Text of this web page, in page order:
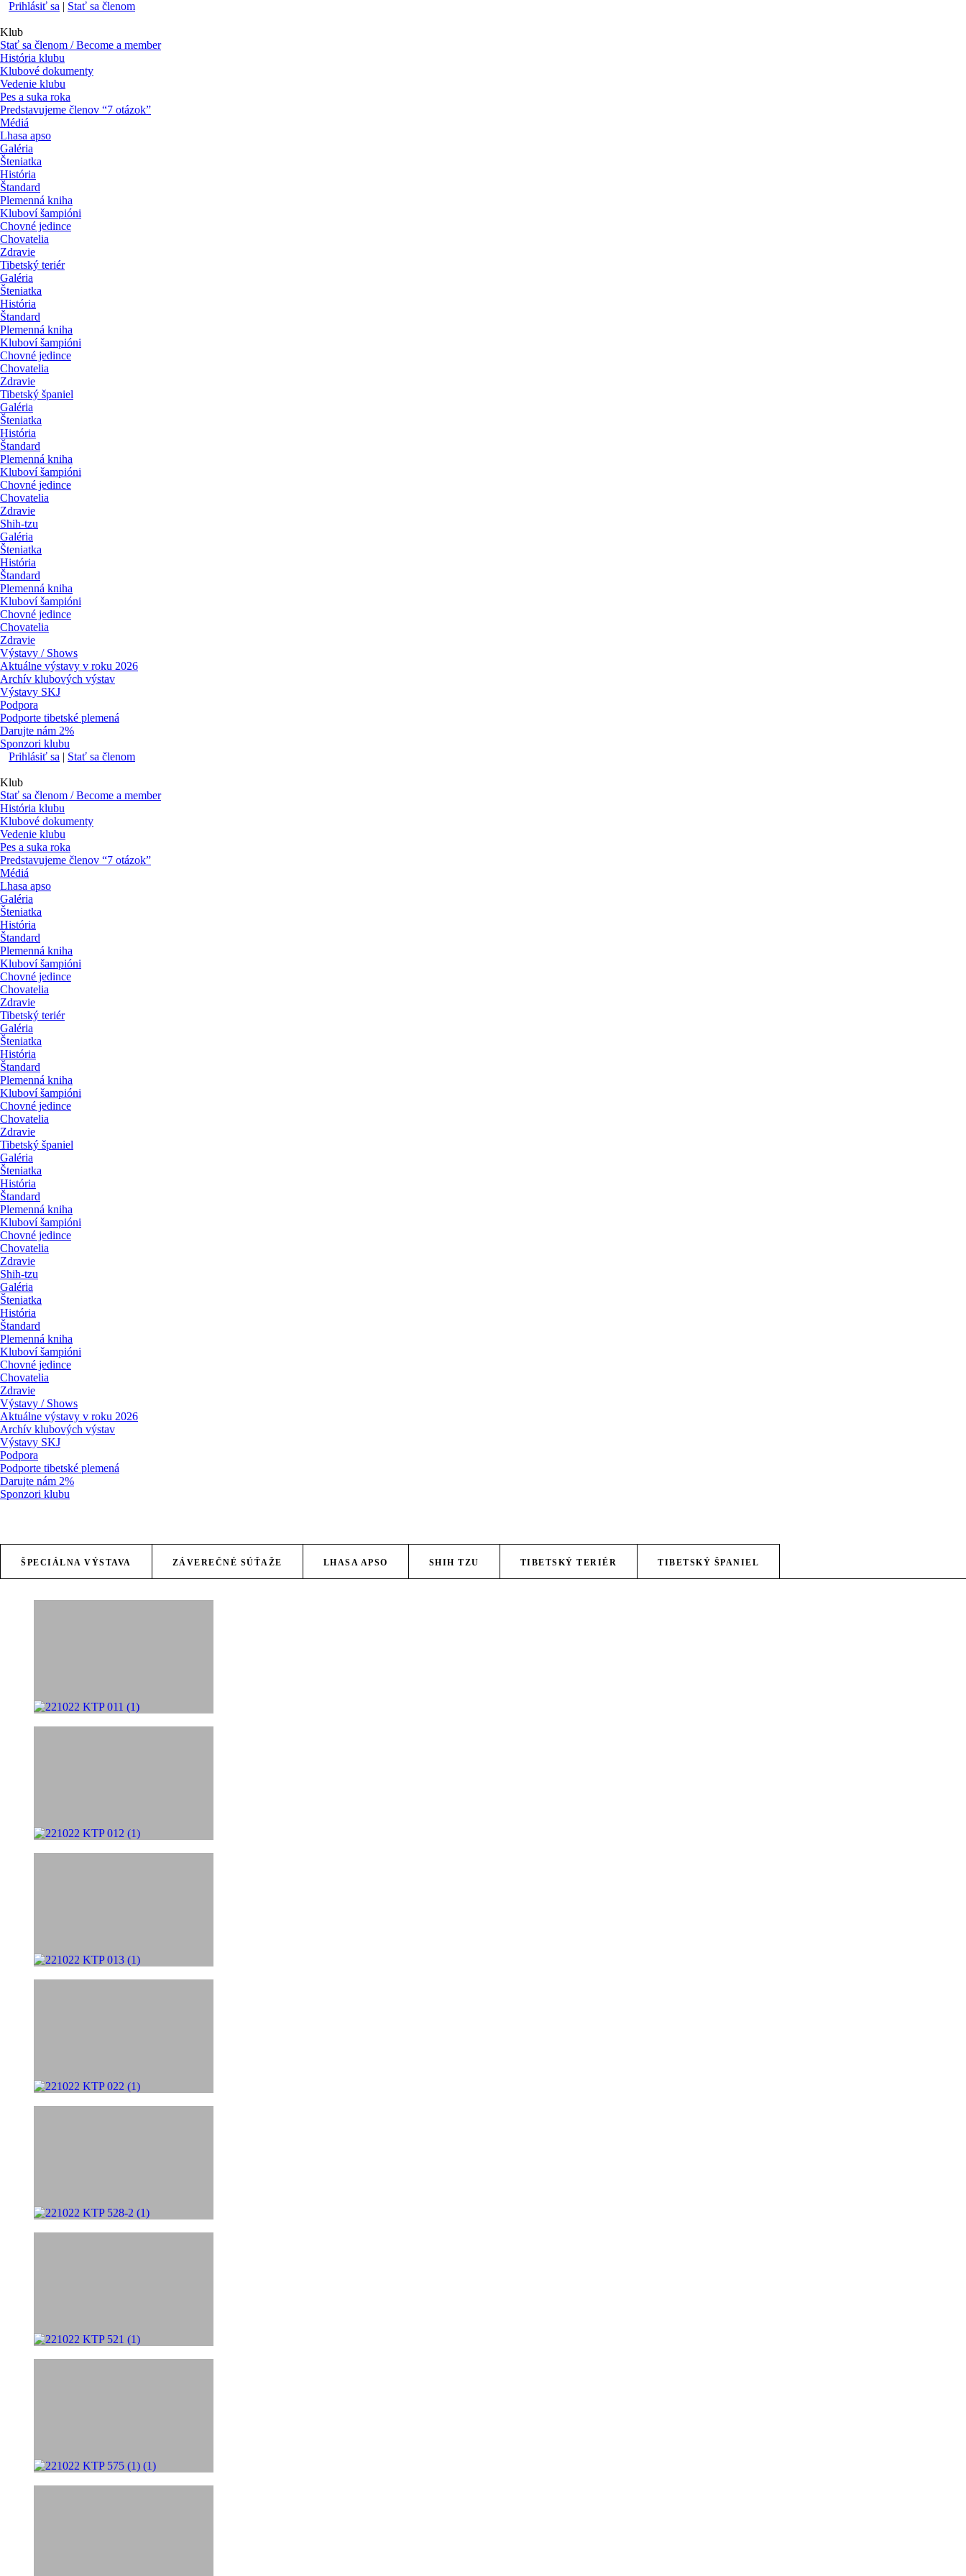
Prihlásiť sa | Stať sa členom
Klub
Stať sa členom / Become a member
História klubu
Klubové dokumenty
Vedenie klubu
Pes a suka roka
Predstavujeme členov “7 otázok”
Médiá
Lhasa apso
Galéria
Šteniatka
História
Štandard
Plemenná kniha
Kluboví šampióni
Chovné jedince
Chovatelia
Zdravie
Tibetský teriér
Galéria
Šteniatka
História
Štandard
Plemenná kniha
Kluboví šampióni
Chovné jedince
Chovatelia
Zdravie
Tibetský španiel
Galéria
Šteniatka
História
Štandard
Plemenná kniha
Kluboví šampióni
Chovné jedince
Chovatelia
Zdravie
Shih-tzu
Galéria
Šteniatka
História
Štandard
Plemenná kniha
Kluboví šampióni
Chovné jedince
Chovatelia
Zdravie
Výstavy / Shows
Aktuálne výstavy v roku 2026
Archív klubových výstav
Výstavy SKJ
Podpora
Podporte tibetské plemená
Darujte nám 2%
Sponzori klubu
Prihlásiť sa | Stať sa členom
Klub
Stať sa členom / Become a member
História klubu
Klubové dokumenty
Vedenie klubu
Pes a suka roka
Predstavujeme členov “7 otázok”
Médiá
Lhasa apso
Galéria
Šteniatka
História
Štandard
Plemenná kniha
Kluboví šampióni
Chovné jedince
Chovatelia
Zdravie
Tibetský teriér
Galéria
Šteniatka
História
Štandard
Plemenná kniha
Kluboví šampióni
Chovné jedince
Chovatelia
Zdravie
Tibetský španiel
Galéria
Šteniatka
História
Štandard
Plemenná kniha
Kluboví šampióni
Chovné jedince
Chovatelia
Zdravie
Shih-tzu
Galéria
Šteniatka
História
Štandard
Plemenná kniha
Kluboví šampióni
Chovné jedince
Chovatelia
Zdravie
Výstavy / Shows
Aktuálne výstavy v roku 2026
Archív klubových výstav
Výstavy SKJ
Podpora
Podporte tibetské plemená
Darujte nám 2%
Sponzori klubu
ŠPECIÁLNA VÝSTAVA ZÁVEREČNÉ SÚŤAŽE LHASA APSO SHIH TZU TIBETSKÝ TERIÉR TIBETSKÝ ŠPANIEL